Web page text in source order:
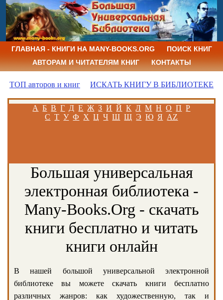
ГЛАВНАЯ - КНИГИ НА MANY-BOOKS.ORG
ПОИСК КНИГ
АВТОРАМ И ЧИТАТЕЛЯМ КНИГ
КОНТАКТЫ
ТОП авторов и книг ИСКАТЬ КНИГУ В БИБЛИОТЕКЕ
А Б В Г Д Е Ж З И Й К Л М Н О П Р
С Т У Ф Х Ц Ч Ш Щ Э Ю Я AZ
Большая универсальная
электронная библиотека -
Many-Books.Org - скачать
книги бесплатно и читать
книги онлайн
В нашей большой универсальной электронной
библиотеке вы можете скачать книги бесплатно
различных жанров: как художественную, так и